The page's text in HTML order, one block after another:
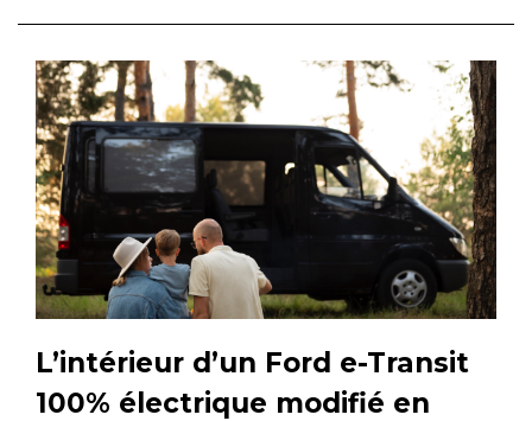
L’intérieur d’un Ford e-Transit
100% électrique modifié en